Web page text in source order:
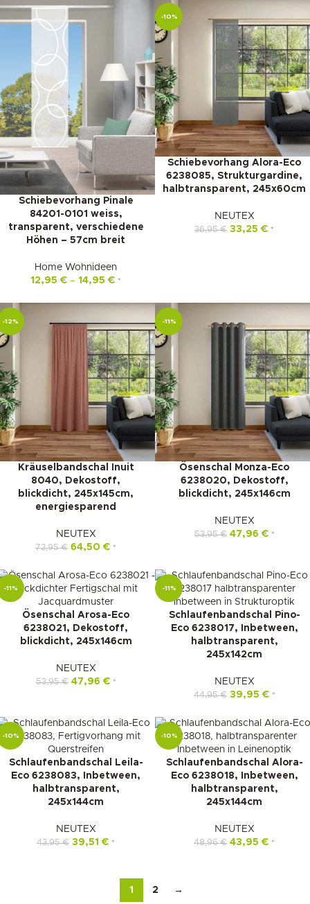
Schiebevorhang Pinale
84201-0101 weiss,
transparent, verschiedene
Höhen – 57cm breit
Home Wohnideen
12,95 € – 14,95 € *
-10%
Schiebevorhang Alora-Eco
6238085, Strukturgardine,
halbtransparent, 245x60cm
NEUTEX
36,95€ 33,25 € *
-12%
Kräuselbandschal Inuit
8040, Dekostoff,
blickdicht, 245x145cm,
energiesparend
NEUTEX
72,95€ 64,50 € *
-11%
Ösenschal Monza-Eco
6238020, Dekostoff,
blickdicht, 245x146cm
NEUTEX
53,95€ 47,96 € *
-11%
Ösenschal Arosa-Eco
6238021, Dekostoff,
blickdicht, 245x146cm
NEUTEX
53,95€ 47,96 € *
-11%
Schlaufenbandschal Pino-
Eco 6238017, Inbetween,
halbtransparent,
245x142cm
NEUTEX
44,95€ 39,95 € *
-10%
Schlaufenbandschal Leila-
Eco 6238083, Inbetween,
halbtransparent,
245x144cm
NEUTEX
43,95€ 39,51 € *
-10%
Schlaufenbandschal Alora-
Eco 6238018, Inbetween,
halbtransparent,
245x144cm
NEUTEX
48,96€ 43,95 € *
1 2 →